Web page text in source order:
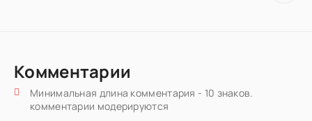
Комментарии
Минимальная длина комментария - 10 знаков.
комментарии модерируются